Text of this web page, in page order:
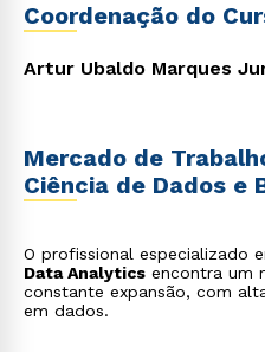
Coordenação do
Artur Ubaldo Marques
Mercado de
Ciência de Dados e
O profissional especializado
Data Analytics encontra um
constante expansão, com
em dados.